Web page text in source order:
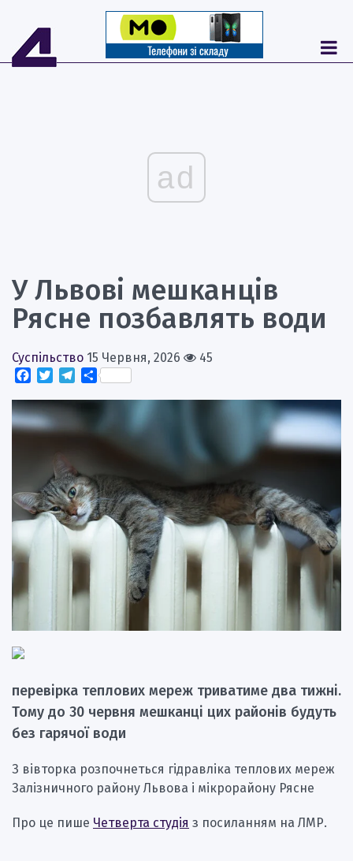
ad
У Львові мешканців
Рясне позбавлять води
Суспільство 15 Червня, 2026
45
Facebook
TwitterTelegram
Поділитися
перевірка теплових мереж триватиме два тижні.
Тому до 30 червня мешканці цих районів будуть
без гарячої води
З вівторка розпочнеться гідравліка теплових мереж
Залізничного району Львова і мікрорайону Рясне
Про це пише Четверта студія з посиланням на ЛМР.